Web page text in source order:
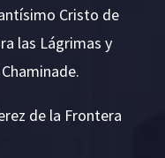
Cristo de
las Lágrimas y
de la Frontera